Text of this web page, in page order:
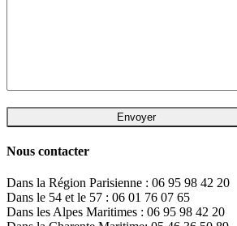
Nous contacter
Dans la Région Parisienne : 06 95 98 42 20
Dans le 54 et le 57 : 06 01 76 07 65
Dans les Alpes Maritimes : 06 95 98 42 20